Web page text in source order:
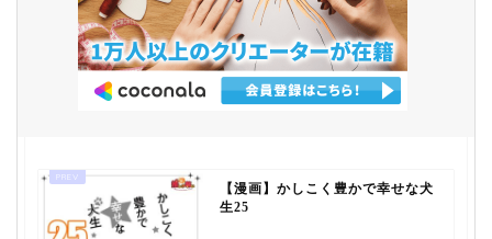
【漫画】かしこく豊かで幸せな犬
生25